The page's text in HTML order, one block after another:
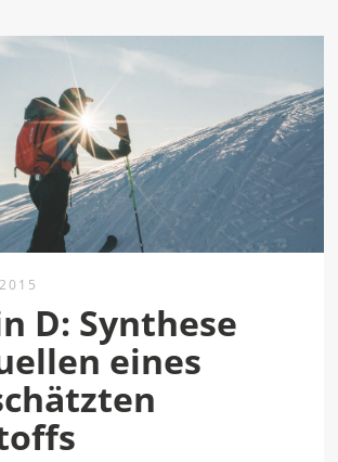
D: Synthese
eines